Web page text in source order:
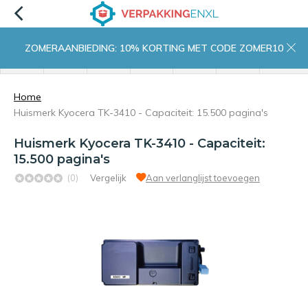
ZOMERAANBIEDING: 10% KORTING MET CODE ZOMER10
Home
Huismerk Kyocera TK-3410 - Capaciteit: 15.500 pagina's
Huismerk Kyocera TK-3410 - Capaciteit:
15.500 pagina's
(0) Vergelijk Aan verlanglijst toevoegen